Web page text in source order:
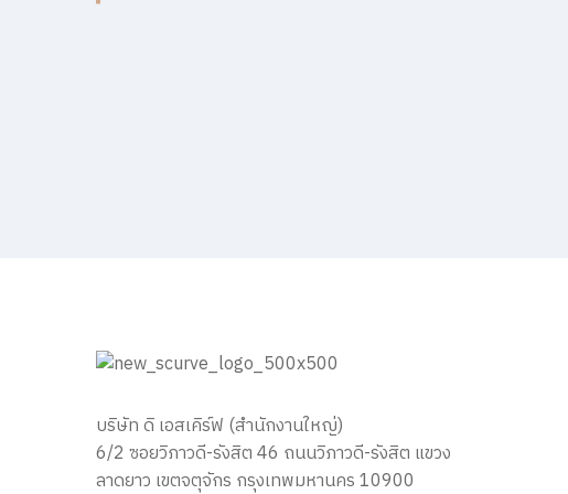
บริษัท ดิ เอสเคิร์ฟ (สำนักงานใหญ่)
6/2 ซอยวิภาวดี-รังสิต 46 ถนนวิภาวดี-รังสิต แขวง
ลาดยาว เขตจตุจักร กรุงเทพมหานคร 10900